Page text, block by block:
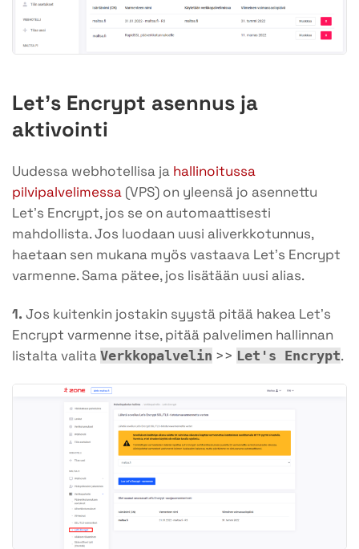
Let’s Encrypt asennus ja
aktivointi
Uudessa webhotellisa ja hallinoitussa
pilvipalvelimessa (VPS) on yleensä jo asennettu
Let’s Encrypt, jos se on automaattisesti
mahdollista. Jos luodaan uusi aliverkkotunnus,
haetaan sen mukana myös vastaava Let’s Encrypt
varmenne. Sama pätee, jos lisätään uusi alias.
1. Jos kuitenkin jostakin syystä pitää hakea Let’s
Encrypt varmenne itse, pitää palvelimen hallinnan
listalta valita Verkkopalvelin >> Let's Encrypt.